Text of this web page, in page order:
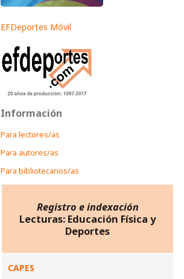
EFDeportes Móvil
Información
Para lectores/as
Para autores/as
Para bibliotecarios/as
Registro e indexación
Lecturas: Educación Física y
Deportes
CAPES